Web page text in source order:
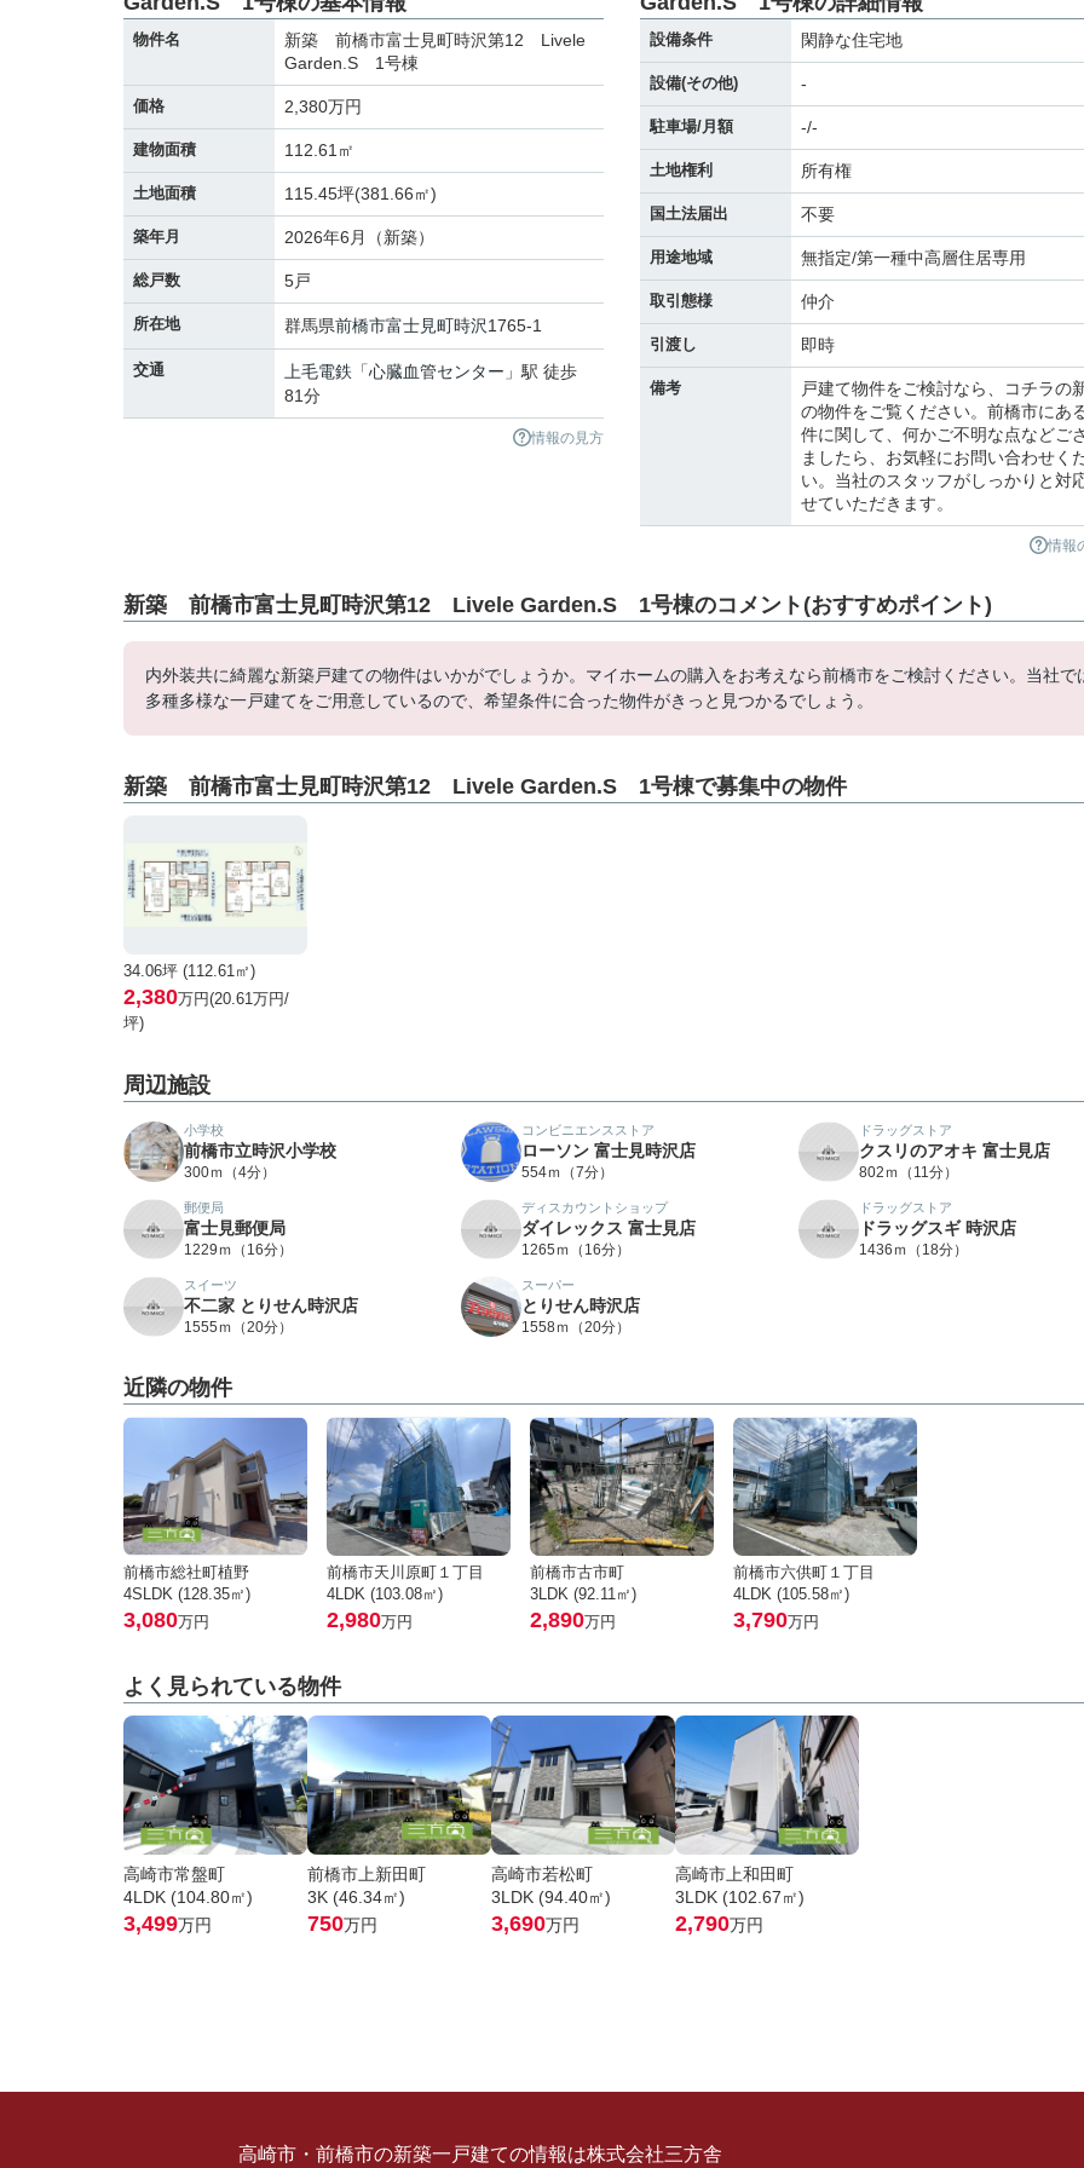
物件名
新築 前橋市富士見町時沢第12 Livele
Garden.S 1号棟
価格 2,380万円
建物面積 112.61㎡
土地面積 115.45坪(381.66㎡)
築年月 2026年6月（新築）
総戸数 5戸
所在地 群馬県前橋市富士見町時沢1765-1
交通 上毛電鉄 「心臓血管センター 」駅 徒歩
81分
情報の見方
設備条件 閑静な住宅地
設備(その他) -
駐車場/月額 -/-
土地権利 所有権
国土法届出 不要
用途地域 無指定/第一種中高層住居専用
取引態様 仲介
引渡し 即時
備考
戸建て物件をご検討なら、コチラの
の物件をご覧ください。前橋市にあ
件に関して、何かご不明な点などご
ましたら、お気軽にお問い合わせく
い。当社のスタッフがしっかりと対
せていただきます。
情報
新築 前橋市富士見町時沢第12 Livele Garden.S 1号棟のコメント(おすすめポイント)
内外装共に綺麗な新築戸建ての物件はいかがでしょうか。マイホームの購入をお考えなら前橋市をご検討ください。当社で
多種多様な一戸建てをご用意しているので、希望条件に合った物件がきっと見つかるでしょう。
新築 前橋市富士見町時沢第12 Livele Garden.S 1号棟で募集中の物件
34.06坪 (112.61㎡)
2,380万円(20.61万円/
坪)
周辺施設
小学校
前橋市立時沢小学校
300ｍ（4分）
コンビニエンスストア
ローソン 富士見時沢店
554ｍ（7分）
ドラッグストア
クスリのアオキ 富士見店
802ｍ（11分）
郵便局
富士見郵便局
1229ｍ（16分）
ディスカウントショップ
ダイレックス 富士見店
1265ｍ（16分）
ドラッグストア
ドラッグスギ 時沢店
1436ｍ（18分）
スイーツ
不二家 とりせん時沢店
1555ｍ（20分）
スーパー
とりせん時沢店
1558ｍ（20分）
近隣の物件
前橋市総社町植野
4SLDK (128.35㎡)
3,080万円
前橋市天川原町１丁目
4LDK (103.08㎡)
2,980万円
前橋市古市町
3LDK (92.11㎡)
2,890万円
前橋市六供町１丁目
4LDK (105.58㎡)
3,790万円
よく見られている物件
高崎市常盤町
4LDK (104.80㎡)
3,499万円
前橋市上新田町
3K (46.34㎡)
750万円
高崎市若松町
3LDK (94.40㎡)
3,690万円
高崎市上和田町
3LDK (102.67㎡)
2,790万円
高崎市・前橋市の新築一戸建ての情報は株式会社三方舎